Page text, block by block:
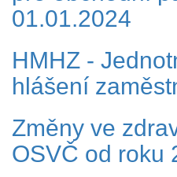
01.01.2024
HMHZ -
hlášení
Změny ve
OSVČ od roku